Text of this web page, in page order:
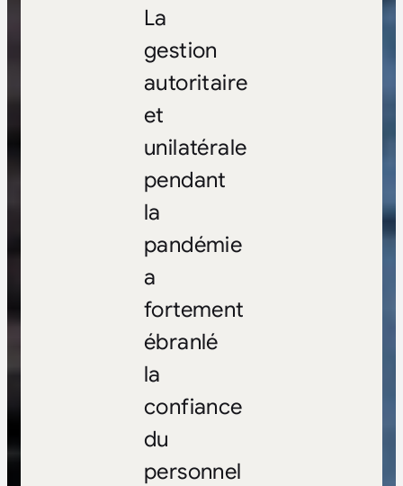
La
gestion
autoritaire
et
unilatérale
pendant
la
pandémie
a
fortement
ébranlé
la
confiance
du
personnel